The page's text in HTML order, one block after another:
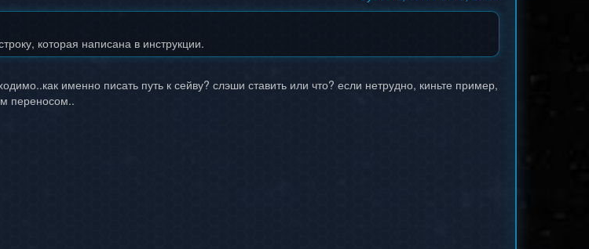
которая написана в инструкции.
именно писать путь к сейву? слэши ставить или что? если нетрудно, киньте пример,
переносом..